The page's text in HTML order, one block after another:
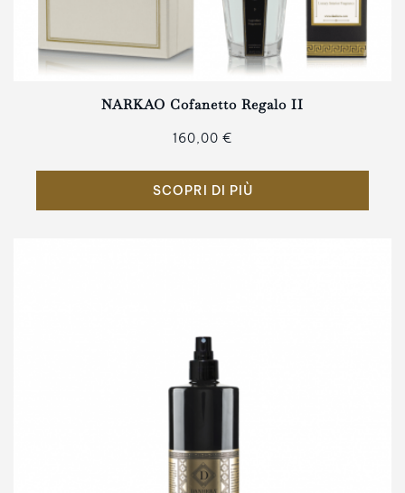
NARKAO Cofanetto Regalo II
160,00 €
SCOPRI DI PIÙ